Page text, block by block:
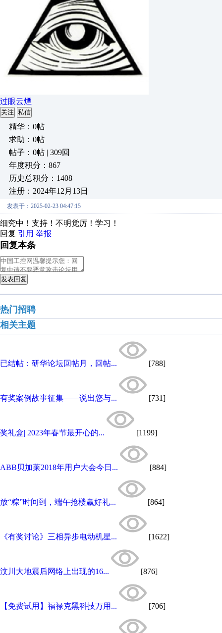
过眼云煙
关注 私信
精华：0帖
求助：0帖
帖子：0帖 | 309回
年度积分：867
历史总积分：1408
注册：2024年12月13日
发表于：2025-02-23 04:47:15
细究中！支持！不明觉厉！学习！
回复 引用 举报
回复本条
发表回复
热门招聘
相关主题
已结帖：研华论坛回帖月，回帖... [788]
有奖案例故事征集——说出您与... [731]
奖礼盒| 2023年春节最开心的... [1199]
ABB贝加莱2018年用户大会今日... [884]
放“粽”时间到，端午抢楼赢好礼... [864]
《有奖讨论》三相异步电动机星... [1622]
汶川大地震后网络上出现的16... [876]
【免费试用】福禄克黑科技万用... [706]